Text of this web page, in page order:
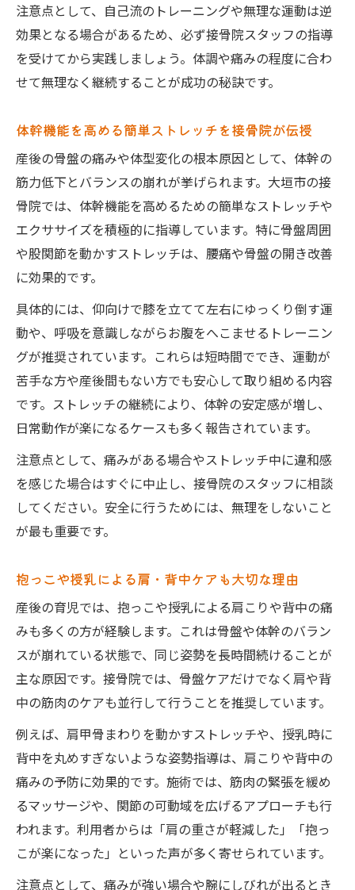
注意点として、自己流のトレーニングや無理な運動は逆
効果となる場合があるため、必ず接骨院スタッフの指導
を受けてから実践しましょう。体調や痛みの程度に合わ
せて無理なく継続することが成功の秘訣です。
体幹機能を高める簡単ストレッチを接骨院が伝授
産後の骨盤の痛みや体型変化の根本原因として、体幹の
筋力低下とバランスの崩れが挙げられます。大垣市の接
骨院では、体幹機能を高めるための簡単なストレッチや
エクササイズを積極的に指導しています。特に骨盤周囲
や股関節を動かすストレッチは、腰痛や骨盤の開き改善
に効果的です。
具体的には、仰向けで膝を立てて左右にゆっくり倒す運
動や、呼吸を意識しながらお腹をへこませるトレーニン
グが推奨されています。これらは短時間ででき、運動が
苦手な方や産後間もない方でも安心して取り組める内容
です。ストレッチの継続により、体幹の安定感が増し、
日常動作が楽になるケースも多く報告されています。
注意点として、痛みがある場合やストレッチ中に違和感
を感じた場合はすぐに中止し、接骨院のスタッフに相談
してください。安全に行うためには、無理をしないこと
が最も重要です。
抱っこや授乳による肩・背中ケアも大切な理由
産後の育児では、抱っこや授乳による肩こりや背中の痛
みも多くの方が経験します。これは骨盤や体幹のバラン
スが崩れている状態で、同じ姿勢を長時間続けることが
主な原因です。接骨院では、骨盤ケアだけでなく肩や背
中の筋肉のケアも並行して行うことを推奨しています。
例えば、肩甲骨まわりを動かすストレッチや、授乳時に
背中を丸めすぎないような姿勢指導は、肩こりや背中の
痛みの予防に効果的です。施術では、筋肉の緊張を緩め
るマッサージや、関節の可動域を広げるアプローチも行
われます。利用者からは「肩の重さが軽減した」「抱っ
こが楽になった」といった声が多く寄せられています。